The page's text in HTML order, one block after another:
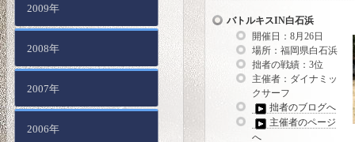
バトルキスIN白石浜
開催日：8月26日
場所：福岡県白石浜
拙者の戦績：3位
主催者：ダイナミッ
クサーフ
拙者のブログへ
主催者のページ
へ
2009年
2008年
2007年
2006年